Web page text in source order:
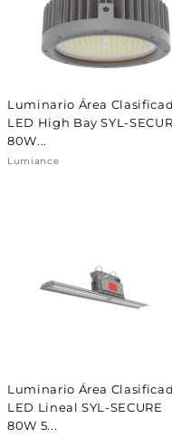
Luminario Área
LED High Bay SYL-
80W...
Lumiance
Luminario Área
LED Lineal SYL-SECURE
80W 5...